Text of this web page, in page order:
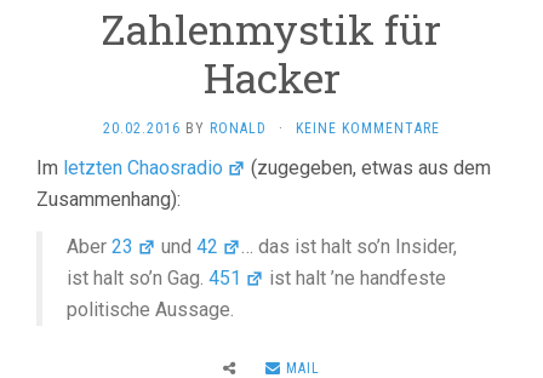
Zahlenmystik für
Hacker
20.02.2016 BY RONALD · KEINE KOMMENTARE
Im letzten Chaosradio
(zugegeben, etwas aus dem
Zusammenhang):
Aber 23 und42
… das ist halt so’n Insider,
ist halt so’n Gag. 451
ist halt ’ne handfeste
politische Aussage.
MAIL